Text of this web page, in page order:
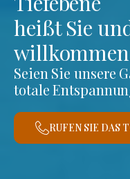
heißt Sie
Seien Sie unsere
totale
RUFEN SIE DAS